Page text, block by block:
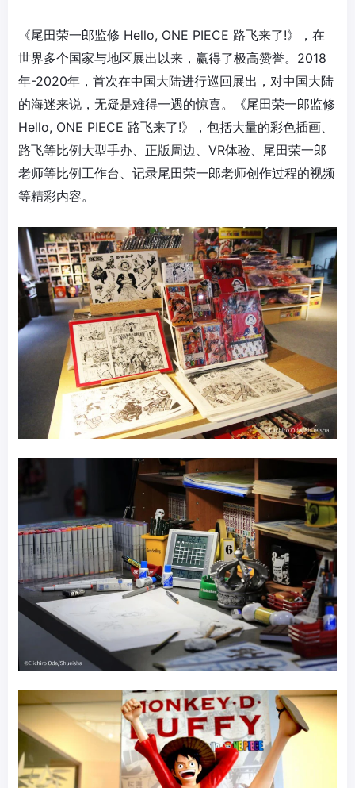
《尾田荣一郎监修 Hello, ONE PIECE 路飞来了!》，在
世界多个国家与地区展出以来，赢得了极高赞誉。2018
年-2020年，首次在中国大陆进行巡回展出，对中国大陆
的海迷来说，无疑是难得一遇的惊喜。《尾田荣一郎监修
Hello, ONE PIECE 路飞来了!》，包括大量的彩色插画、
路飞等比例大型手办、正版周边、VR体验、尾田荣一郎
老师等比例工作台、记录尾田荣一郎老师创作过程的视频
等精彩内容。